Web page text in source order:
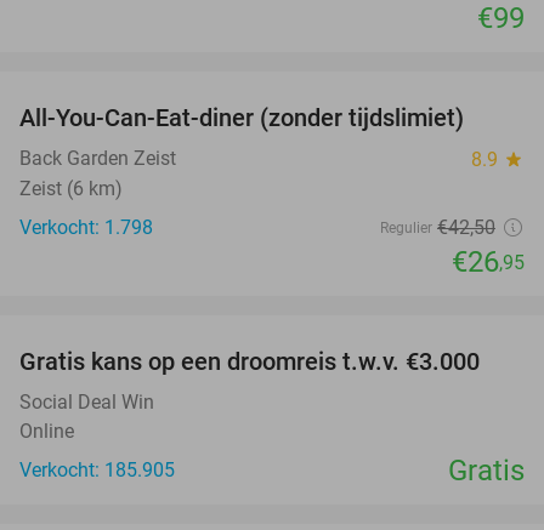
€99
All-You-Can-Eat-diner (zonder tijdslimiet)
Back Garden Zeist 8.9 star
Zeist (6 km)
Verkocht: 1.798
Regulier €42,50
€26,95
Gratis kans op een droomreis t.w.v. €3.000
Social Deal Win
Online
Verkocht: 185.905
Gratis